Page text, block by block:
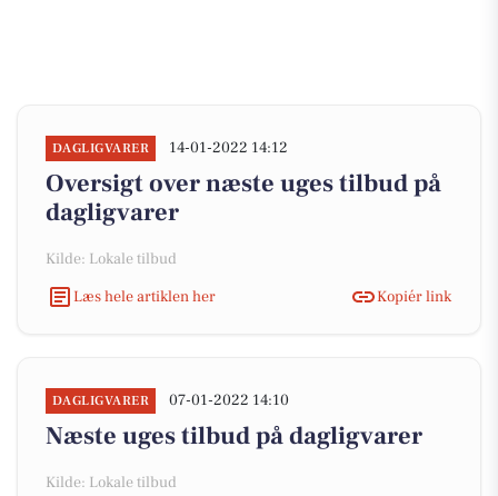
DAGLIGVARER 14-01-2022 14:12
Oversigt over næste uges tilbud på
dagligvarer
Kilde: Lokale tilbud
Læs hele artiklen her
Kopiér link
DAGLIGVARER 07-01-2022 14:10
Næste uges tilbud på dagligvarer
Kilde: Lokale tilbud